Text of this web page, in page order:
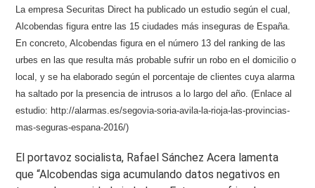
La empresa Securitas Direct ha publicado un estudio según el cual,
Alcobendas figura entre las 15 ciudades más inseguras de España.
En concreto, Alcobendas figura en el número 13 del ranking de las
urbes en las que resulta más probable sufrir un robo en el domicilio o
local, y se ha elaborado según el porcentaje de clientes cuya alarma
ha saltado por la presencia de intrusos a lo largo del año. (Enlace al
estudio: http://alarmas.es/segovia-soria-avila-la-rioja-las-provincias-
mas-seguras-espana-2016/)
El portavoz socialista, Rafael Sánchez Acera lamenta
que “Alcobendas siga acumulando datos negativos en